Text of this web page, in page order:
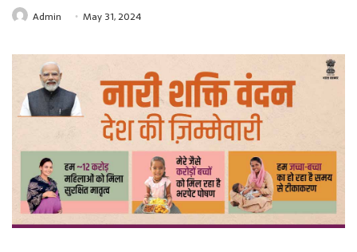
Admin May 31, 2024